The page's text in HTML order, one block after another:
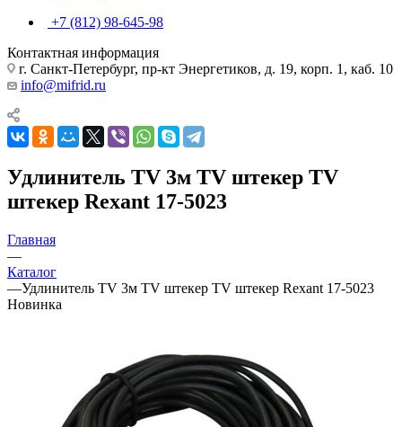
+7 (812) 98-645-98
Контактная информация
г. Санкт-Петербург, пр-кт Энергетиков, д. 19, корп. 1, каб. 10
info@mifrid.ru
Удлинитель TV 3м TV штекер TV
штекер Rexant 17-5023
Главная
—
Каталог
—Удлинитель TV 3м TV штекер TV штекер Rexant 17-5023
Новинка